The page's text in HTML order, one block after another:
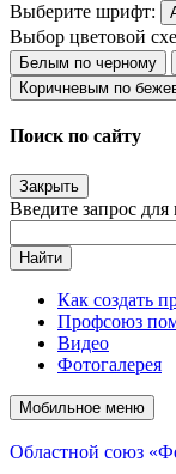
Выберите шрифт:
Выбор цветовой
Белым по черному
Коричневым по
Поиск по сайту
Закрыть
Введите запрос для
Найти
Как создать
Профсоюз
Видео
Фотогалерея
Мобильное меню
Областной союз